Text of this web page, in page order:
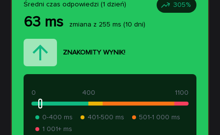
Średni czas odpowiedzi (1 dzień) 305%
63 ms zmiana z 255 ms (10 dni)
ZNAKOMITY WYNIK!
400
0 1100
0-400 ms 401-500 ms
501-1 000 ms
1 001+ ms